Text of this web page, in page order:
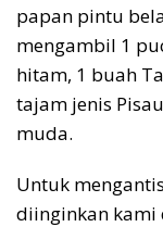
papan pintu
mengambil 1
hitam, 1 buah
tajam jenis
muda.
Untuk
diinginkan kami